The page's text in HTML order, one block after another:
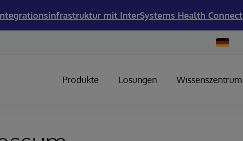
mit InterSystems Health Connect
Change
Country
Produkte Lösungen Wissenszentrum